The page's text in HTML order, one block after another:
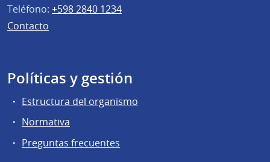
Teléfono: +598 2840 1234
Contacto
Políticas y gestión
Estructura del organismo
Normativa
Preguntas frecuentes